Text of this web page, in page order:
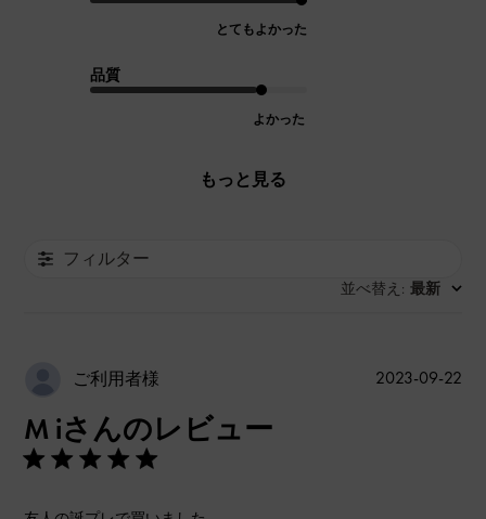
とてもよかった
品質
よかった
もっと見る
フィルター
並べ替え : 最新
ご利用者様
M iさんのレビュー
公
2023-09-22